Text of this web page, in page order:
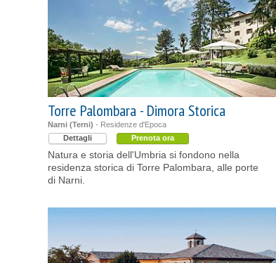
Torre Palombara - Dimora Storica
Narni (Terni) - Residenze d'Epoca
Dettagli
Prenota ora
Natura e storia dell'Umbria si fondono nella
residenza storica di Torre Palombara, alle porte
di Narni.